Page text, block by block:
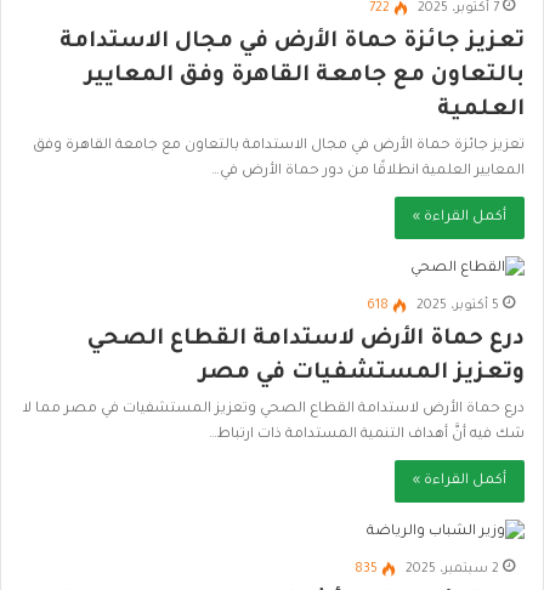
7 أكتوبر، 2025 722
تعزيز جائزة حماة الأرض في مجال الاستدامة
بالتعاون مع جامعة القاهرة وفق المعايير
العلمية
تعزيز جائزة حماة الأرض في مجال الاستدامة بالتعاون مع جامعة القاهرة وفق
المعايير العلمية انطلاقًا من دور حماة الأرض في…
أكمل القراءة »
5 أكتوبر، 2025 618
درع حماة الأرض لاستدامة القطاع الصحي
وتعزيز المستشفيات في مصر
درع حماة الأرض لاستدامة القطاع الصحي وتعزيز المستشفيات في مصر مما لا
شك فيه أنَّ أهداف التنمية المستدامة ذات ارتباط…
أكمل القراءة »
2 سبتمبر، 2025 835